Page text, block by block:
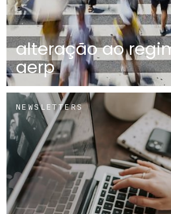
alteração ao
aerp
NEWSLETTERS